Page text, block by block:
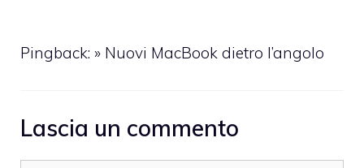
Pingback: » Nuovi MacBook dietro l’angolo
Lascia un commento